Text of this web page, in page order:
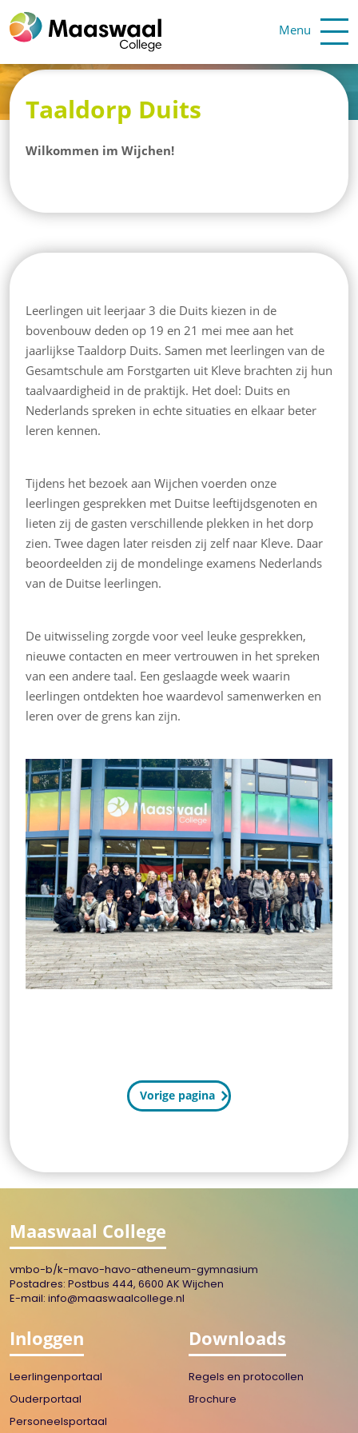
Menu
Taaldorp Duits
Wilkommen im Wijchen!
Leerlingen uit leerjaar 3 die Duits kiezen in de
bovenbouw deden op 19 en 21 mei mee aan het
jaarlijkse Taaldorp Duits. Samen met leerlingen van de
Gesamtschule am Forstgarten uit Kleve brachten zij hun
taalvaardigheid in de praktijk. Het doel: Duits en
Nederlands spreken in echte situaties en elkaar beter
leren kennen.
Tijdens het bezoek aan Wijchen voerden onze
leerlingen gesprekken met Duitse leeftijdsgenoten en
lieten zij de gasten verschillende plekken in het dorp
zien. Twee dagen later reisden zij zelf naar Kleve. Daar
beoordeelden zij de mondelinge examens Nederlands
van de Duitse leerlingen.
De uitwisseling zorgde voor veel leuke gesprekken,
nieuwe contacten en meer vertrouwen in het spreken
van een andere taal. Een geslaagde week waarin
leerlingen ontdekten hoe waardevol samenwerken en
leren over de grens kan zijn.
Vorige pagina
Maaswaal College
vmbo-b/k-mavo-havo-atheneum-gymnasium
Postadres: Postbus 444, 6600 AK Wijchen
E-mail: info@maaswaalcollege.nl
Inloggen
Leerlingenportaal
Ouderportaal
Personeelsportaal
Downloads
Regels en protocollen
Brochure